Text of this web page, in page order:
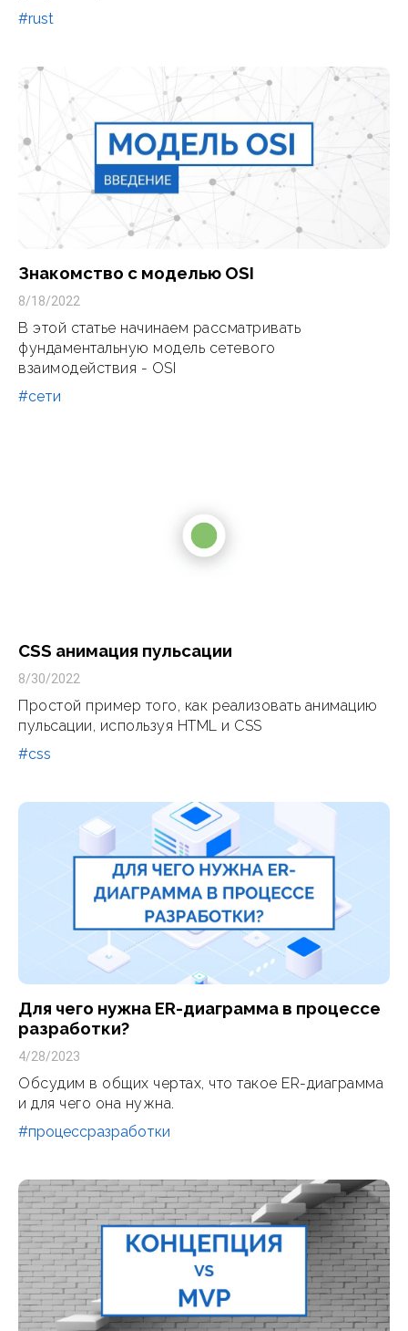
#rust
Знакомство с моделью OSI
8/18/2022
В этой статье начинаем рассматривать
фундаментальную модель сетевого
взаимодействия - OSI
#сети
CSS анимация пульсации
8/30/2022
Простой пример того, как реализовать анимацию
пульсации, используя HTML и CSS
#css
Для чего нужна ER-диаграмма в процессе
разработки?
4/28/2023
Обсудим в общих чертах, что такое ER-диаграмма
и для чего она нужна.
#процессразработки